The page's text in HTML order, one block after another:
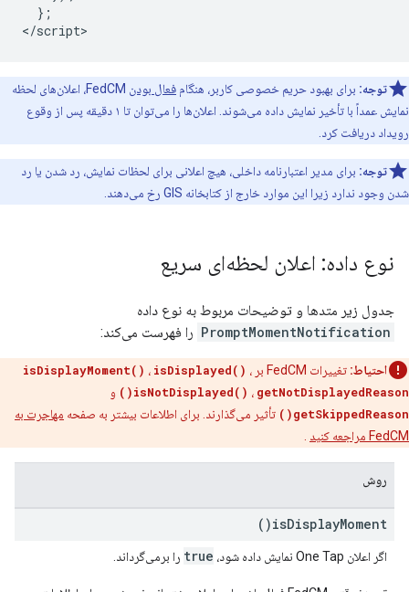
};
</script
توجه: برای بهبود حریم خصوصی کاربر، هنگام فعال بودن
FedCM، اعلان‌های لحظه
نمایش عمداً با تأخیر نمایش داده می‌شوند. اعلان‌ها را می‌توان تا ۱ دقیقه پس از وقوع
رویداد دریافت کرد.
توجه: برای مدیر اعتبارنامه داخلی، هیچ اعلانی برای لحظات نمایش، رد شدن یا رد
شدن وجود ندارد زیرا این موارد خارج از کتابخانه GIS رخ می‌دهند.
نوع داده: اعلان لحظه‌ای سریع
جدول زیر متدها و توضیحات مربوط به نوع داده
PromptMomentNotification را فهرست می‌کند:
احتیاط: تغییرات FedCM بر isDisplayMoment() ، isDisplayed() ،
isNotDisplayed() ، getNotDisplayedReason()
و
getSkippedReason()
تأثیر می‌گذارند. برای اطلاعات بیشتر به صفحه مهاجرت به
FedCM مراجعه کنید
روش
isDisplayMoment(
)
اگر اعلان One Tap نمایش داده شود، true را برمی‌گرداند.